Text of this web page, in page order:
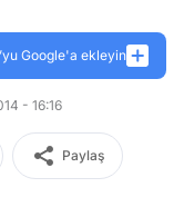
Google'a ekleyin
- 16:16
Paylaş